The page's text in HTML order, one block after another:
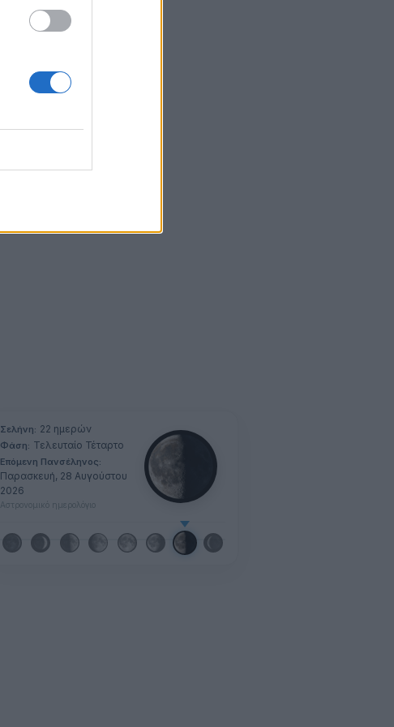
Σελήνη: 22 ημερών
Φάση: Τελευταίο Τέταρτο
Επόμενη Πανσέληνος:
Παρασκευή, 28 Αυγούστου
2026
Αστρονομικό ημερολόγιο